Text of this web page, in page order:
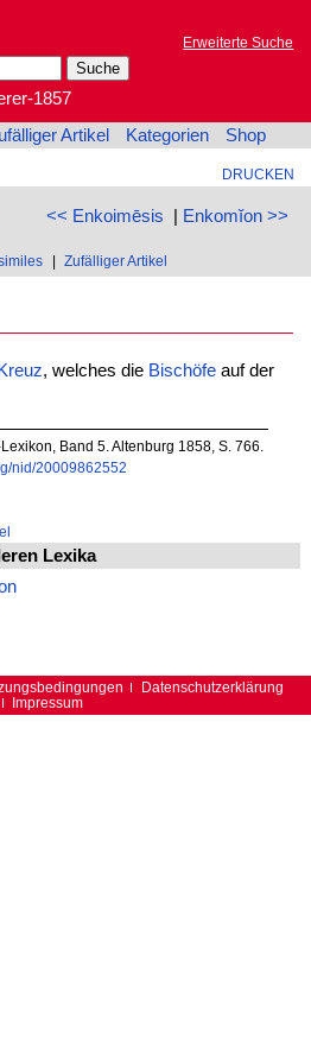
Erweiterte Suche
1857
Artikel Kategorien Shop
DRUCKEN
<< Enkoimēsis | Enkomĭon >>
Zufälliger Artikel
Kreuz, welches die Bischöfeauf der
Band 5. Altenburg 1858, S. 766.
nid/20009862552
Lexika
Datenschutzerklärung
Impressum